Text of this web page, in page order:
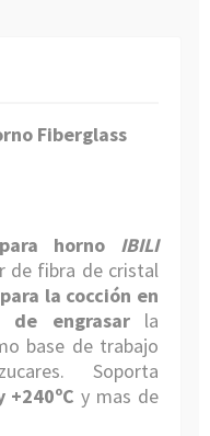
Fiberglass
horno IBILI
de fibra de cristal
para la cocción en
de engrasarla
base de trabajo
Soporta
+240ºC y mas de